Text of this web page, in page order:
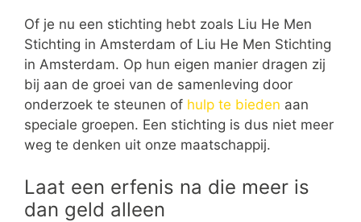
Of je nu een stichting hebt zoals Liu He Men
Stichting in Amsterdam of Liu He Men Stichting
in Amsterdam. Op hun eigen manier dragen zij
bij aan de groei van de samenleving door
onderzoek te steunen of hulp te bieden aan
speciale groepen. Een stichting is dus niet meer
weg te denken uit onze maatschappij.
Laat een erfenis na die meer is
dan geld alleen